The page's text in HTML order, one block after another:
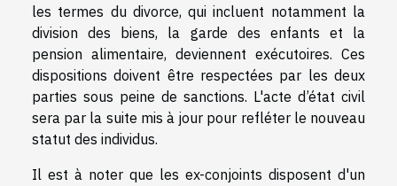
les termes du divorce, qui incluent notamment la
division des biens, la garde des enfants et la
pension alimentaire, deviennent exécutoires. Ces
dispositions doivent être respectées par les deux
parties sous peine de sanctions. L'acte d’état civil
sera par la suite mis à jour pour refléter le nouveau
statut des individus.
Il est à noter que les ex-conjoints disposent d'un